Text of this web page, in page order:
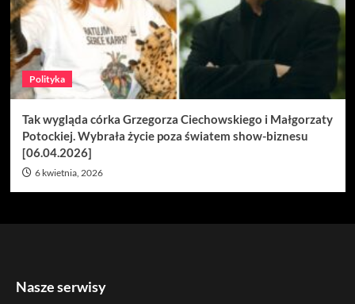
Polityka
Tak wygląda córka Grzegorza Ciechowskiego i Małgorzaty
Potockiej. Wybrała życie poza światem show-biznesu
[06.04.2026]
6 kwietnia, 2026
Nasze serwisy